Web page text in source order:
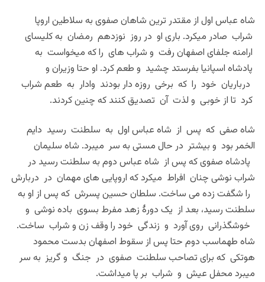
شاه عباس اول از مقتدر ترین شاهان صفوی به سلاطین اروپا
شراب صادر میکرد. باری او در روز نوزدهم رمضان به کلیسای
ارامنه جلفای اصفهان رفت و شراب های را که میخواست به
پادشاه اسپانیا بفرستد چشید و طعم کرد. او حتا وزیران و
درباریان خود را که برخی روزه دار بودند وادار به طعم شراب
کرد تا از خوبی و لذت آن تصدیق کنند که چنین کردند.
شاه صفی که پس از شاه عباس اول به سلطنت رسید دایم
الخمر بود و بیشتر در حال مستی به سر میبرد. شاه سلیمان
پادشاه صفوی که پس از شاه عباس دوم به سلطنت رسید در
شراب نوشی چنان افراط میکرد که اروپایی های مهمان در دربارش
را شگفت زده می ساخت. سلطان حسین پسرش که پس از او به
سلطنت رسید، بعد از یک دورۀ زهد مفرط بسوی باده نوشی و
خوشگذرانی روی آورد و زندگی خود را وقف زن و شراب ساخت.
شاه طهماسب دوم حتا پس از سقوط اصفهان بدست محمود
هوتکی که برای تصاحب سلطنت صفوی در جنگ و گریز به سر
میبرد محفل عیش و شراب بر پا میداشت.